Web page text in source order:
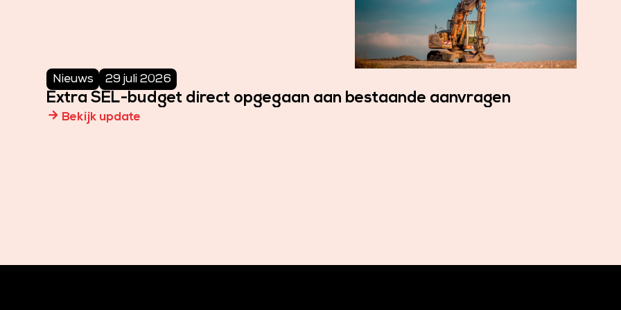
Nieuws 29 juli 2026
Extra SEL-budget direct opgegaan aan bestaande aanvragen
arrow_forward Bekijk update